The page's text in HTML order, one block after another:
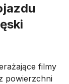
filmy
powierzchni